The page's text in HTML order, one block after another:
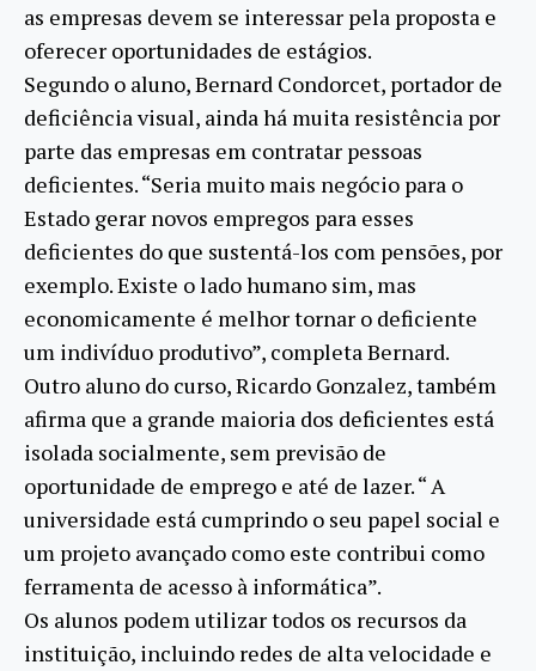
as empresas devem se interessar pela proposta e
oferecer oportunidades de estágios.
Segundo o aluno, Bernard Condorcet, portador de
deficiência visual, ainda há muita resistência por
parte das empresas em contratar pessoas
deficientes. “Seria muito mais negócio para o
Estado gerar novos empregos para esses
deficientes do que sustentá-los com pensões, por
exemplo. Existe o lado humano sim, mas
economicamente é melhor tornar o deficiente
um indivíduo produtivo”, completa Bernard.
Outro aluno do curso, Ricardo Gonzalez, também
afirma que a grande maioria dos deficientes está
isolada socialmente, sem previsão de
oportunidade de emprego e até de lazer. “ A
universidade está cumprindo o seu papel social e
um projeto avançado como este contribui como
ferramenta de acesso à informática”.
Os alunos podem utilizar todos os recursos da
instituição, incluindo redes de alta velocidade e